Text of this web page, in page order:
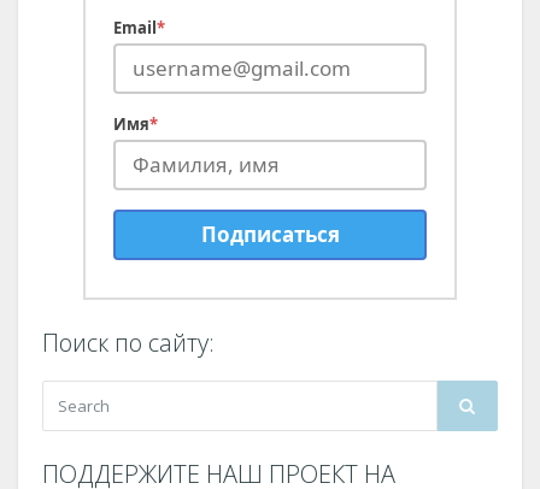
Email*
Имя*
Подписаться
Поиск по сайту:
ПОДДЕРЖИТЕ НАШ ПРОЕКТ НА